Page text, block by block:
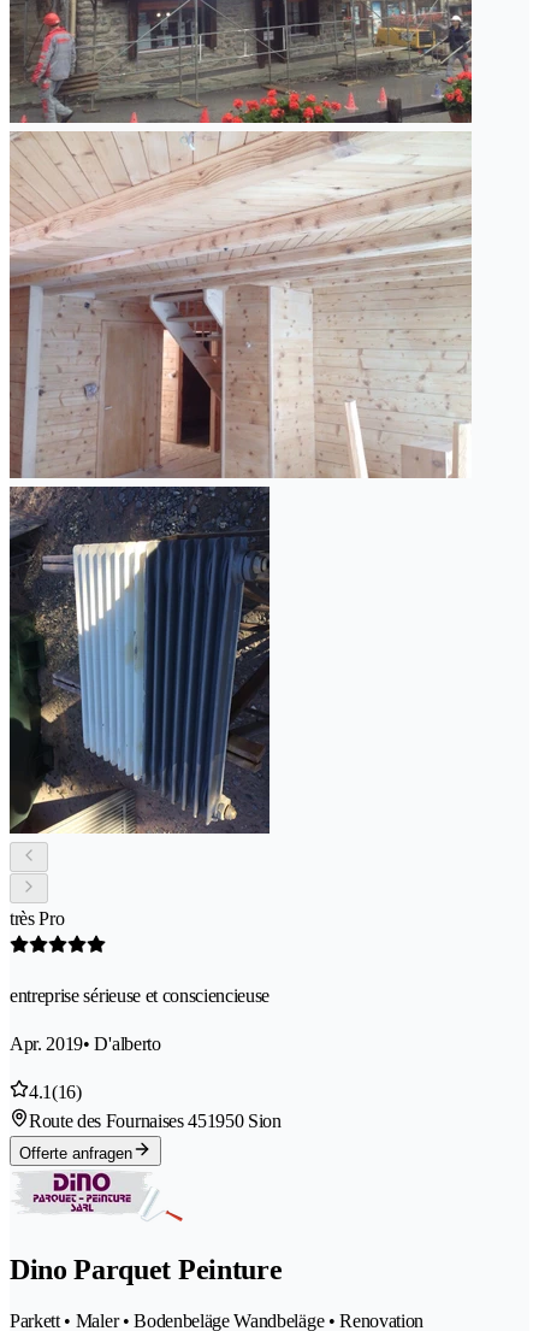
très Pro
entreprise sérieuse et consciencieuse
Apr. 2019• D'alberto
4.1(16)
Route des Fournaises 451950 Sion
Offerte anfragen
Dino Parquet Peinture
Parkett • Maler • Bodenbeläge Wandbeläge • Renovation